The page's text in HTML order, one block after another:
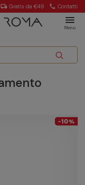
local_shipping Gratis da €49 call Contatti
menu
Menu
-10%